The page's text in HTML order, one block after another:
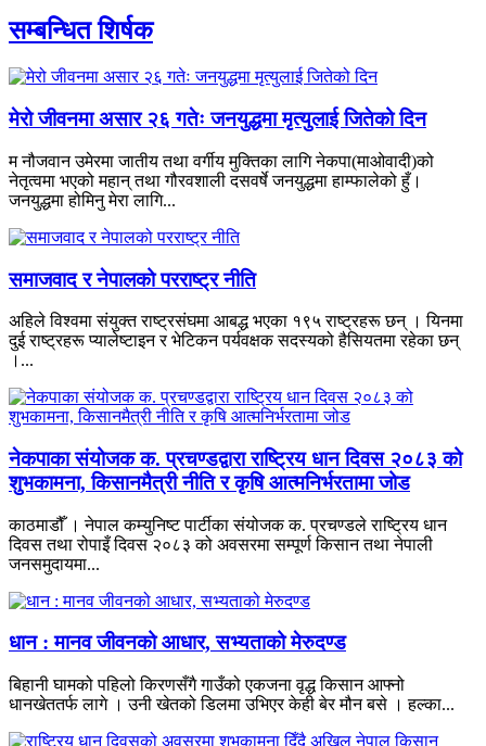
सम्बन्धित शिर्षक
मेरो जीवनमा असार २६ गतेः जनयुद्धमा मृत्युलाई जितेको दिन
म नौजवान उमेरमा जातीय तथा वर्गीय मुक्तिका लागि नेकपा(माओवादी)को
नेतृत्वमा भएको महान् तथा गौरवशाली दसवर्षे जनयुद्धमा हाम्फालेको हुँ।
जनयुद्धमा होमिनु मेरा लागि...
समाजवाद र नेपालको परराष्ट्र नीति
अहिले विश्वमा संयुक्त राष्ट्रसंघमा आबद्ध भएका १९५ राष्ट्रहरू छन् । यिनमा
दुई राष्ट्रहरू प्यालेष्टाइन र भेटिकन पर्यवक्षक सदस्यको हैसियतमा रहेका छन्
।...
नेकपाका संयोजक क. प्रचण्डद्वारा राष्ट्रिय धान दिवस २०८३ को
शुभकामना, किसानमैत्री नीति र कृषि आत्मनिर्भरतामा जोड
काठमाडौँ । नेपाल कम्युनिष्ट पार्टीका संयोजक क. प्रचण्डले राष्ट्रिय धान
दिवस तथा रोपाइँ दिवस २०८३ को अवसरमा सम्पूर्ण किसान तथा नेपाली
जनसमुदायमा...
धान : मानव जीवनको आधार, सभ्यताको मेरुदण्ड
बिहानी घामको पहिलो किरणसँगै गाउँको एकजना वृद्ध किसान आफ्नो
धानखेततर्फ लागे । उनी खेतको डिलमा उभिएर केही बेर मौन बसे । हल्का...